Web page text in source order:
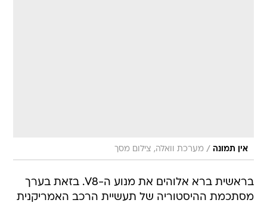
אין תמונה / מערכת וואלה, צילום מסך
בראשית ברא אלוהים את מנוע ה-V8. בזאת בערך
מסתכמת ההיסטוריה של תעשיית הרכב האמריקנית